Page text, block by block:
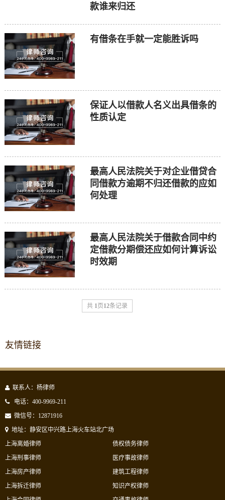
款谁来归还
有借条在手就一定能胜诉吗
保证人以借款人名义出具借条的
性质认定
最高人民法院关于对企业借贷合
同借款方逾期不归还借款的应如
何处理
最高人民法院关于借款合同中约
定借款分期偿还应如何计算诉讼
时效期
共 1 页12条记录
友情链接
联系人：杨律师
电话：400-9969-211
微信号：12871916
地址：静安区中兴路上海火车站北广场
上海离婚律师
上海刑事律师
上海房产律师
上海拆迁律师
债权债务律师
医疗事故律师
建筑工程律师
知识产权律师